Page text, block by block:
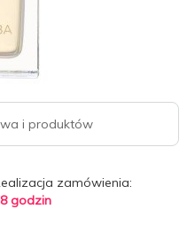
i produktów
zamówienia:
godzin